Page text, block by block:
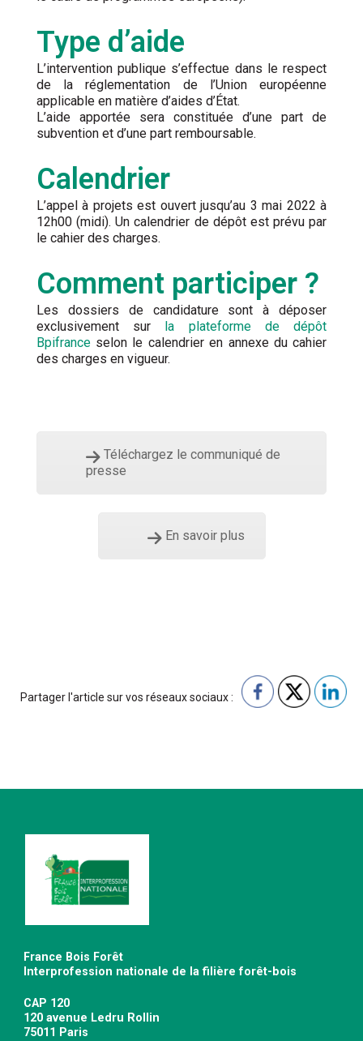
Type d’aide
L’intervention publique s’effectue dans le respect
de la réglementation de l’Union européenne
applicable en matière d’aides d’État.
L’aide apportée sera constituée d’une part de
subvention et d’une part remboursable.
Calendrier
L’appel à projets est ouvert jusqu’au 3 mai 2022 à
12h00 (midi). Un calendrier de dépôt est prévu par
le cahier des charges.
Comment participer ?
Les dossiers de candidature sont à déposer
exclusivement sur
la plateforme de dépôt
Bpifranceselon le calendrier en annexe du cahier
des charges en vigueur.
Téléchargez le communiqué de
presse
En savoir plus
Partager l'article sur vos réseaux sociaux :
France Bois Forêt
Interprofession nationale de la filière forêt-bois
CAP 120
120 avenue Ledru Rollin
75011 Paris